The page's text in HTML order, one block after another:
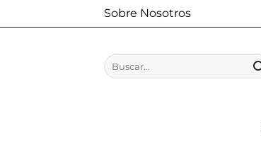
al
Sobre Nosotros
Buscar
por: